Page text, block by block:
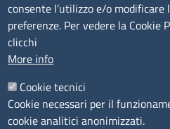
Camera di Commercio,
Agricoltura di Sassari
P.IVA01047570906
Codice Fiscale 80000930901
consente l’utilizzo e/o modificare
preferenze. Per vedere la Cookie
clicchi
More info
Cookie tecnici
Cookie necessari per il
cookie analitici anonimizzati.